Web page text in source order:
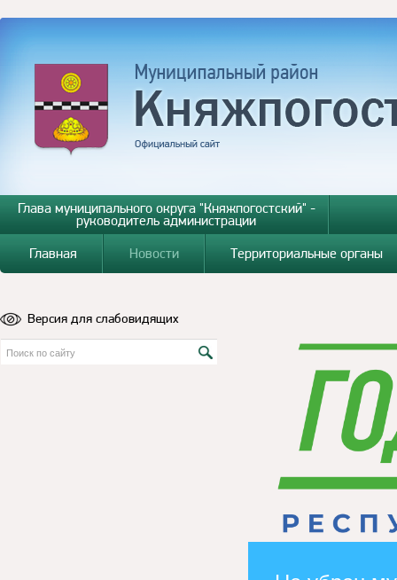
Глава муниципального округа "Княжпогостский" -
руководитель администрации
Главная
Новости Территориальные органы
Версия для слабовидящих